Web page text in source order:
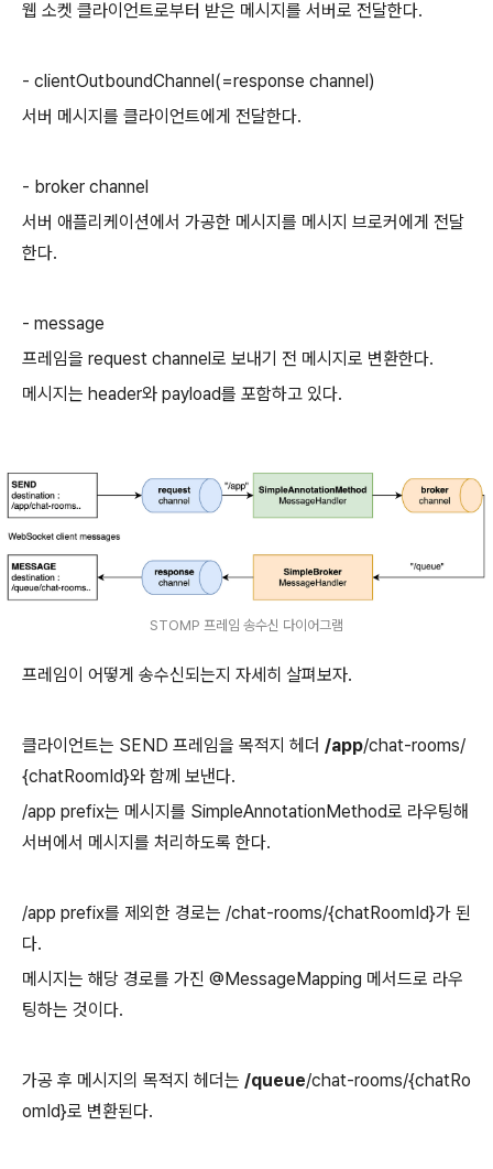
웹 소켓 클라이언트로부터 받은 메시지를 서버로 전달한다.
- clientOutboundChannel(=response channel)
서버 메시지를 클라이언트에게 전달한다.
- broker channel
서버 애플리케이션에서 가공한 메시지를 메시지 브로커에게 전달
한다.
- message
프레임을 request channel로 보내기 전 메시지로 변환한다.
메시지는 header와 payload를 포함하고 있다.
STOMP 프레임 송수신 다이어그램
프레임이 어떻게 송수신되는지 자세히 살펴보자.
클라이언트는 SEND 프레임을 목적지 헤더 /app/chat-rooms/
{chatRoomId}와 함께 보낸다.
/app prefix는 메시지를 SimpleAnnotationMethod로 라우팅해
서버에서 메시지를 처리하도록 한다.
/app prefix를 제외한 경로는 /chat-rooms/{chatRoomId}가 된
다.
메시지는 해당 경로를 가진 @MessageMapping 메서드로 라우
팅하는 것이다.
가공 후 메시지의 목적지 헤더는 /queue/chat-rooms/{chatRo
omId}로 변환된다.